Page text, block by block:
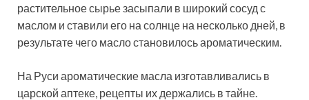
растительное сырье засыпали в широкий сосуд с
маслом и ставили его на солнце на несколько дней, в
результате чего масло становилось ароматическим.
На Руси ароматические масла изготавливались в
царской аптеке, рецепты их держались в тайне.